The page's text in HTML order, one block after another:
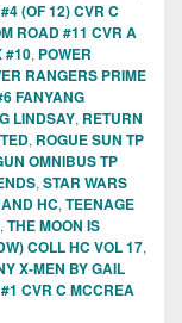
(OF 12) CVR C
ROAD #11 CVR A
#10, POWER
RANGERS PRIME
FANYANG
LINDSAY, RETURN
, ROGUE SUN TP
OMNIBUS TP
, STAR WARS
HC, TEENAGE
, THE MOON IS
COLL HC VOL 17,
X-MEN BY GAIL
CVR C MCCREA